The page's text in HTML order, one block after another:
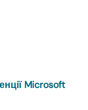
Microsoft